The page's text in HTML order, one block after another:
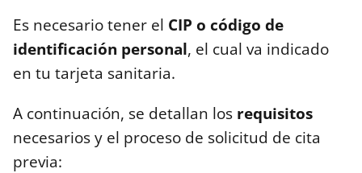
Es necesario tener el CIP o código de
identificación personal, el cual va indicado
en tu tarjeta sanitaria.
A continuación, se detallan los requisitos
necesarios y el proceso de solicitud de cita
previa: